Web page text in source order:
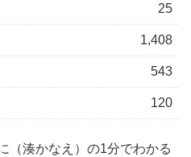
25
1,408
543
120
（湊かなえ）の1分でわかる